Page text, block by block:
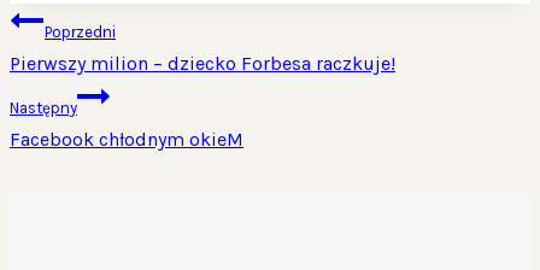
NAWIGACJA
WPISU
Poprzedni
Pierwszy milion – dziecko Forbesa raczkuje!
Następny
Facebook chłodnym okieM